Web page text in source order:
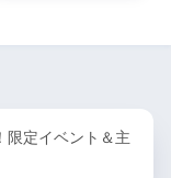
限定イベント＆主